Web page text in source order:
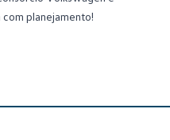
planejamento!